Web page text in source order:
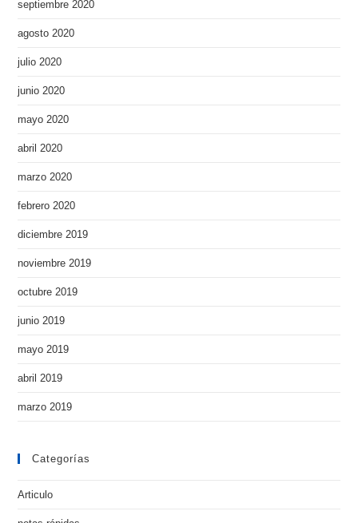
septiembre 2020
agosto 2020
julio 2020
junio 2020
mayo 2020
abril 2020
marzo 2020
febrero 2020
diciembre 2019
noviembre 2019
octubre 2019
junio 2019
mayo 2019
abril 2019
marzo 2019
Categorías
Articulo